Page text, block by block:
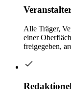
Alle Träger,
einer
freigegeben,